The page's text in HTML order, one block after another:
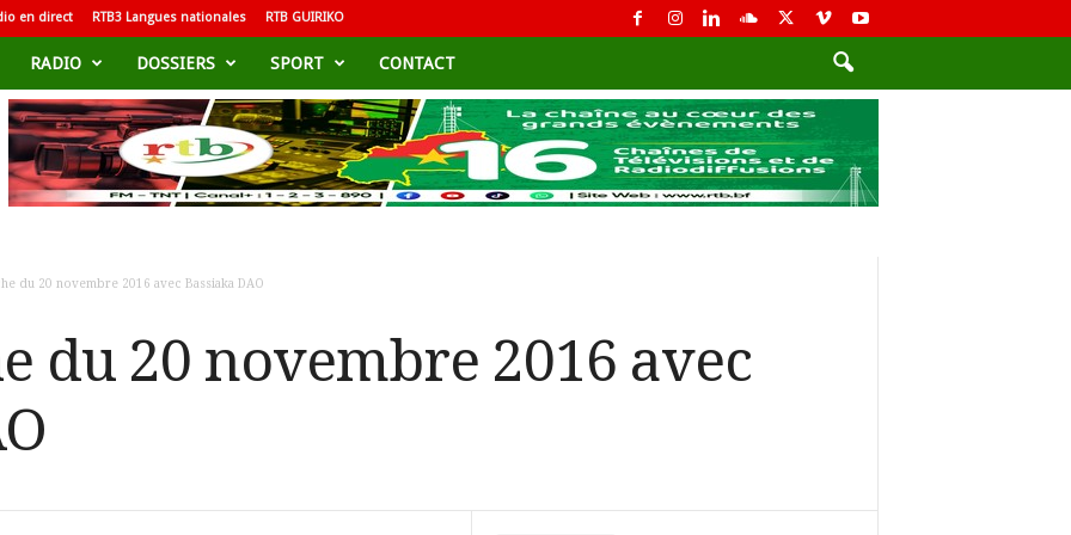
en direct RTB3 Langues nationales RTB GUIRIKO
RADIO DOSSIERS SPORT CONTACT
du 20 novembre 2016 avec Bassiaka DAO
du 20 novembre 2016 avec